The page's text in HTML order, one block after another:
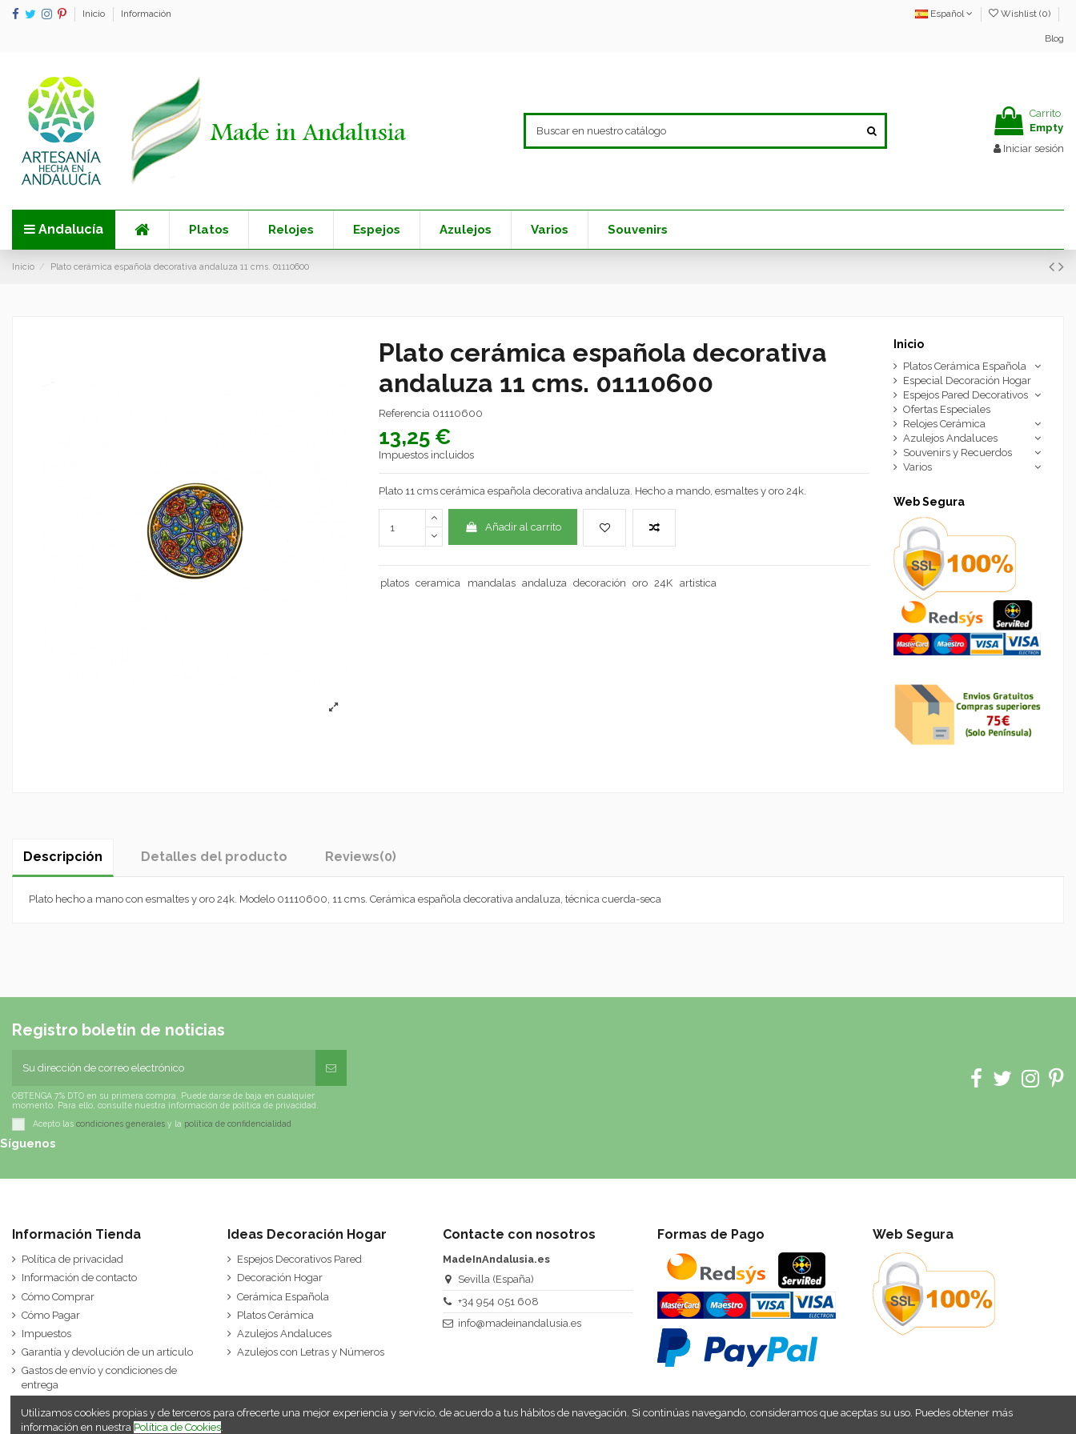
Inicio Información Español Wishlist (0)
Blog
Carrito
Empty
Iniciar sesión
Andalucía Platos Relojes Espejos Azulejos Varios Souvenirs
Inicio Plato cerámica española decorativa andaluza 11 cms. 01110600
Plato cerámica española decorativa
andaluza 11 cms. 01110600
Referencia 01110600
13,25 €
Impuestos incluidos
Plato 11 cms cerámica española decorativa andaluza. Hecho a mando, esmaltes y oro 24k.
Añadir al carrito
platos ceramica mandalas andaluza decoración oro 24K artistica
Inicio
Platos Cerámica Española
Especial Decoración Hogar
Espejos Pared Decorativos
Ofertas Especiales
Relojes Cerámica
Azulejos Andaluces
Souvenirs y Recuerdos
Varios
Web Segura
Descripción Detalles del producto Reviews(0)
Plato hecho a mano con esmaltes y oro 24k. Modelo 01110600, 11 cms. Cerámica española decorativa andaluza, técnica cuerda-seca
Registro boletín de noticias
OBTENGA 7% DTO en su primera compra. Puede darse de baja en cualquier
momento. Para ello, consulte nuestra información de política de privacidad.
Acepto las condiciones generalesy la política de confidencialidad
Síguenos
Información Tienda
Política de privacidad
Información de contacto
Cómo Comprar
Cómo Pagar
Impuestos
Garantía y devolución de un artículo
Gastos de envío y condiciones de
entrega
Ideas Decoración Hogar
Espejos Decorativos Pared
Decoración Hogar
Cerámica Española
Platos Cerámica
Azulejos Andaluces
Azulejos con Letras y Números
Contacte con nosotros
MadeInAndalusia.es
Sevilla (España)
+34 954 051 608
info@madeinandalusia.es
Formas de Pago Web Segura
Utilizamos cookies propias y de terceros para ofrecerte una mejor experiencia y servicio, de acuerdo a tus hábitos de navegación. Si continúas navegando, consideramos que aceptas su uso. Puedes obtener más
información en nuestra Política de Cookies